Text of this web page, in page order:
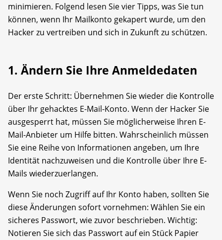
minimieren. Folgend lesen Sie vier Tipps, was Sie tun
können, wenn Ihr Mailkonto gekapert wurde, um den
Hacker zu vertreiben und sich in Zukunft zu schützen.
1. Ändern Sie Ihre Anmeldedaten
Der erste Schritt: Übernehmen Sie wieder die Kontrolle
über Ihr gehacktes E-Mail-Konto. Wenn der Hacker Sie
ausgesperrt hat, müssen Sie möglicherweise Ihren E-
Mail-Anbieter um Hilfe bitten. Wahrscheinlich müssen
Sie eine Reihe von Informationen angeben, um Ihre
Identität nachzuweisen und die Kontrolle über Ihre E-
Mails wiederzuerlangen.
Wenn Sie noch Zugriff auf Ihr Konto haben, sollten Sie
diese Änderungen sofort vornehmen: Wählen Sie ein
sicheres Passwort, wie zuvor beschrieben. Wichtig:
Notieren Sie sich das Passwort auf ein Stück Papier